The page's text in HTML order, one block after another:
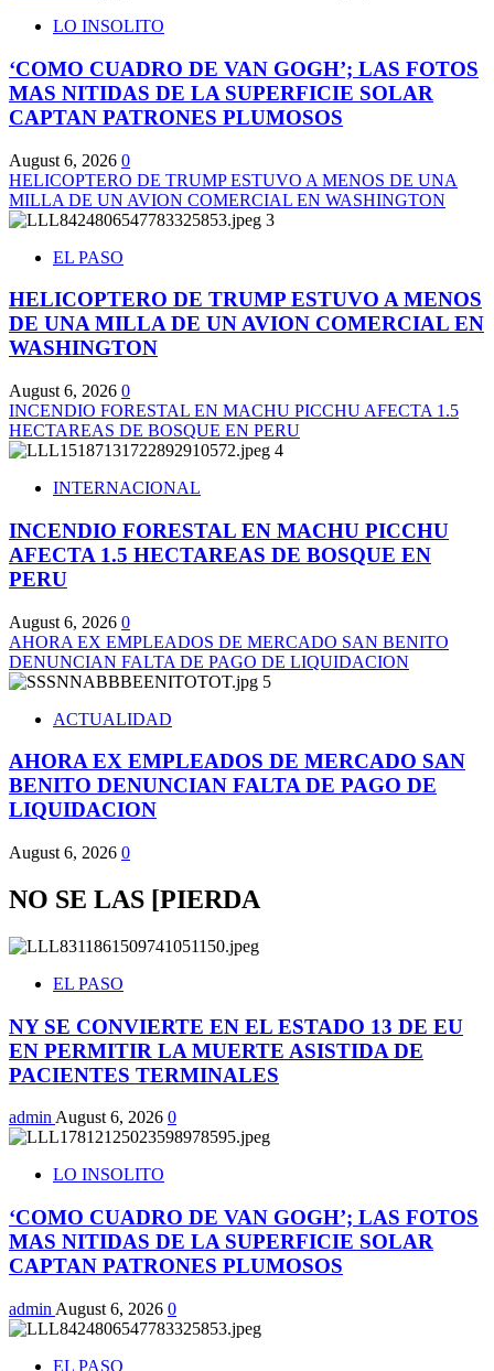
LO INSOLITO
‘COMO CUADRO DE VAN GOGH’; LAS FOTOS
MAS NITIDAS DE LA SUPERFICIE SOLAR
CAPTAN PATRONES PLUMOSOS
August 6, 2026 0
HELICOPTERO DE TRUMP ESTUVO A MENOS DE UNA
MILLA DE UN AVION COMERCIAL EN WASHINGTON
3
EL PASO
HELICOPTERO DE TRUMP ESTUVO A MENOS
DE UNA MILLA DE UN AVION COMERCIAL EN
WASHINGTON
August 6, 2026 0
INCENDIO FORESTAL EN MACHU PICCHU AFECTA 1.5
HECTAREAS DE BOSQUE EN PERU
4
INTERNACIONAL
INCENDIO FORESTAL EN MACHU PICCHU
AFECTA 1.5 HECTAREAS DE BOSQUE EN
PERU
August 6, 2026 0
AHORA EX EMPLEADOS DE MERCADO SAN BENITO
DENUNCIAN FALTA DE PAGO DE LIQUIDACION
5
ACTUALIDAD
AHORA EX EMPLEADOS DE MERCADO SAN
BENITO DENUNCIAN FALTA DE PAGO DE
LIQUIDACION
August 6, 2026 0
NO SE LAS [PIERDA
EL PASO
NY SE CONVIERTE EN EL ESTADO 13 DE EU
EN PERMITIR LA MUERTE ASISTIDA DE
PACIENTES TERMINALES
admin August 6, 2026 0
LO INSOLITO
‘COMO CUADRO DE VAN GOGH’; LAS FOTOS
MAS NITIDAS DE LA SUPERFICIE SOLAR
CAPTAN PATRONES PLUMOSOS
admin August 6, 2026 0
EL PASO